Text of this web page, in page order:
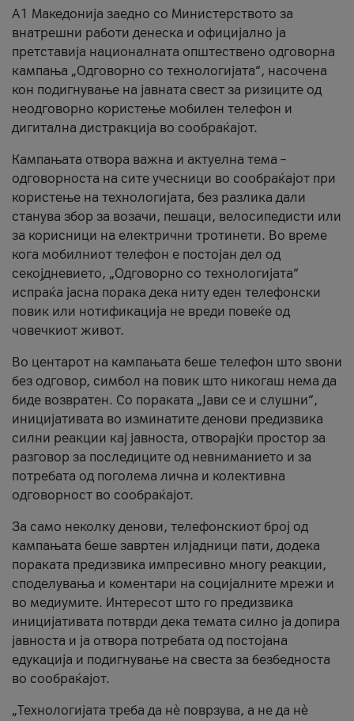
A1 Македонија заедно со Министерството за
внатрешни работи денеска и официјално ја
претставија националната општествено одговорна
кампања „Одговорно со технологијата“, насочена
кон подигнување на јавната свест за ризиците од
неодговорно користење мобилен телефон и
дигитална дистракција во сообраќајот.
Кампањата отвора важна и актуелна тема –
одговорноста на сите учесници во сообраќајот при
користење на технологијата, без разлика дали
станува збор за возачи, пешаци, велосипедисти или
за корисници на електрични тротинети. Во време
кога мобилниот телефон е постојан дел од
секојдневието, „Одговорно со технологијата“
испраќа јасна порака дека ниту еден телефонски
повик или нотификација не вреди повеќе од
човечкиот живот.
Во центарот на кампањата беше телефон што ѕвони
без одговор, симбол на повик што никогаш нема да
биде возвратен. Со пораката „Јави се и слушни“,
иницијативата во изминатите денови предизвика
силни реакции кај јавноста, отворајќи простор за
разговор за последиците од невниманието и за
потребата од поголема лична и колективна
одговорност во сообраќајот.
За само неколку денови, телефонскиот број од
кампањата беше завртен илјадници пати, додека
пораката предизвика импресивно многу реакции,
споделувања и коментари на социјалните мрежи и
во медиумите. Интересот што го предизвика
иницијативата потврди дека темата силно ја допира
јавноста и ја отвора потребата од постојана
едукација и подигнување на свеста за безбедноста
во сообраќајот.
„Технологијата треба да нè поврзува, а не да нè